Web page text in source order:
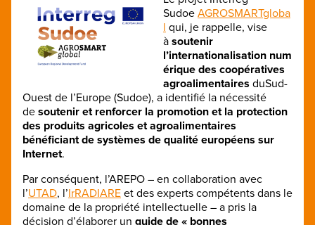
Sudoe AGROSMARTgloba
l qui, je rappelle, vise
à soutenir
l’internationalisation num
érique des coopératives
agroalimentaires duSud-
Ouest de l’Europe (Sudoe), a identifié la nécessité
de soutenir et renforcer la promotion et la protection
des produits agricoles et agroalimentaires
bénéficiant de systèmes de qualité européens sur
Internet.
Par conséquent, l’AREPO – en collaboration avec
l’UTAD, l’IrRADIARE et des experts compétents dans le
domaine de la propriété intellectuelle – a pris la
décision d’élaborer un guide de « bonnes